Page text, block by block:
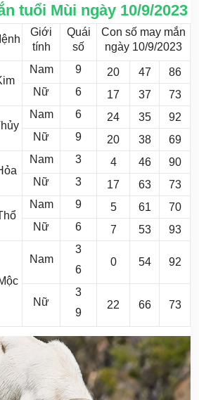
tuổi Mùi ngày 10/9/2023
Giới
tính
Quái
số
Con số may mắn
ngày 10/9/2023
Nam 9 20 47
86
Nữ
6 17 37 73
Nam 6 24 35
92
Nữ
9 20 38 69
Nam 3 4 46
90
Nữ
3 17 63 73
Nam 9 5 61
70
Nữ
6 7 53 93
Nam
3
6
0 54 92
Nữ
3
9
22 66 73